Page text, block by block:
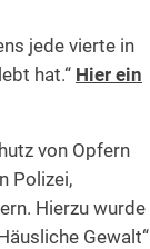
jede vierte in
hat.“ Hier ein
von Opfern
Polizei,
Hierzu wurde
Gewalt“